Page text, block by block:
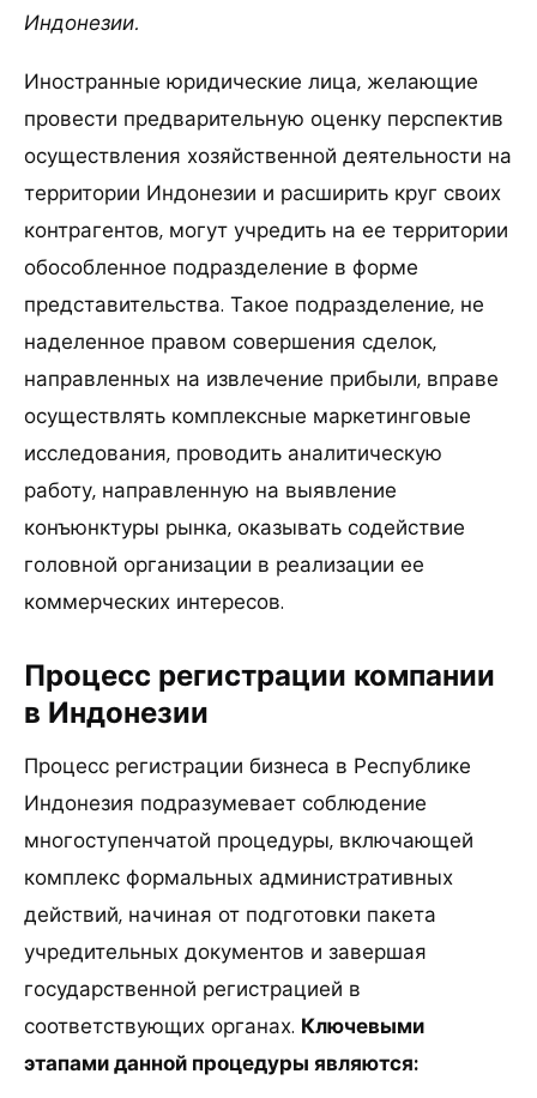
Индонезии.
Иностранные юридические лица, желающие
провести предварительную оценку перспектив
осуществления хозяйственной деятельности на
территории Индонезии и расширить круг своих
контрагентов, могут учредить на ее территории
обособленное подразделение в форме
представительства. Такое подразделение, не
наделенное правом совершения сделок,
направленных на извлечение прибыли, вправе
осуществлять комплексные маркетинговые
исследования, проводить аналитическую
работу, направленную на выявление
конъюнктуры рынка, оказывать содействие
головной организации в реализации ее
коммерческих интересов.
Процесс регистрации компании
в Индонезии
Процесс регистрации бизнеса в Республике
Индонезия подразумевает соблюдение
многоступенчатой процедуры, включающей
комплекс формальных административных
действий, начиная от подготовки пакета
учредительных документов и завершая
государственной регистрацией в
соответствующих органах. Ключевыми
этапами данной процедуры являются: